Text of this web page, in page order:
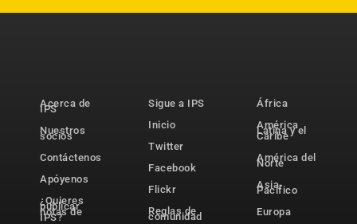
Acerca de
IPS
Nuestros
socios
Contáctenos
Apóyenos
¿Quieres
publicar
notas de
IPS?
Sigue a IPS
Inicio
Twitter
Facebook
Flickr
Reglas de
comunidad
África
América
Latina y el
Caribe
América del
Norte
Asia-
Pacífico
Europa